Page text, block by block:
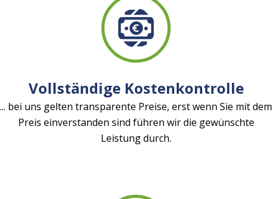
Vollständige Kostenkontrolle
... bei uns gelten transparente Preise, erst wenn Sie mit dem
Preis einverstanden sind führen wir die gewünschte
Leistung durch.